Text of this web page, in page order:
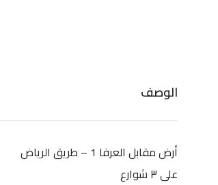
الوصف
أرض مقابل العرفا 1 – طريق الرياض
على ٣ شوارع